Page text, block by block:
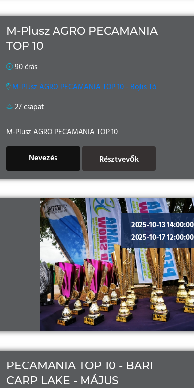
M-Plusz AGRO PECAMANIA
TOP 10
90 órás
M-Plusz AGRO PECAMANIA TOP 10 - Bojlis Tó
27 csapat
M-Plusz AGRO PECAMANIA TOP 10
Nevezés Résztvevők
2025-10-13 14:00:00
2025-10-17 12:00:00
PECAMANIA TOP 10 - BARI
CARP LAKE - MÁJUS